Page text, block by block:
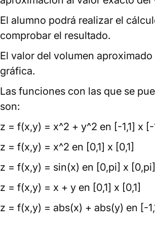
El alumno podrá realizar el
comprobar el resultado.
El valor del volumen
gráfica.
Las funciones con las que se
son:
z = f(x,y) = x^2 + y^2 en [-1,1] x [-
z = f(x,y) = x^2 en [0,1] x [0,1]
z = f(x,y) = sin(x) en [0,pi] x [0,pi]
z = f(x,y) = x + y en [0,1] x [0,1]
z = f(x,y) = abs(x) + abs(y) en [-